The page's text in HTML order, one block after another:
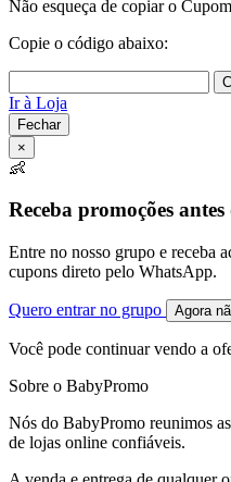
Não esqueça de copiar o Cupom
Copie o código abaixo:
Ir à Loja
Fechar
×
👶
Receba promoções
Entre no nosso grupo e receba
cupons direto pelo WhatsApp.
Quero entrar no grupo Agora
Você pode continuar vendo a
Sobre o BabyPromo
Nós do BabyPromo reunimos
de lojas online confiáveis.